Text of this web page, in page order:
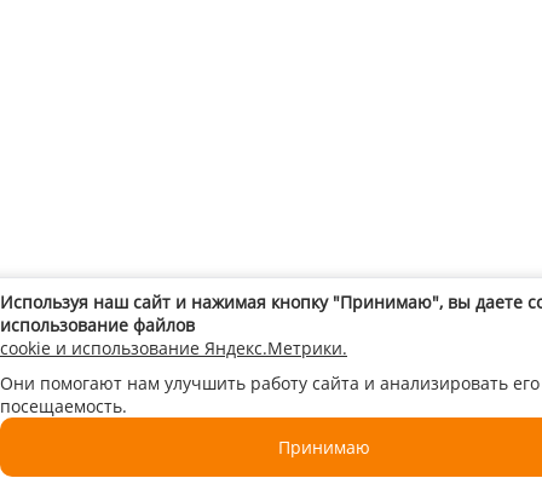
Используя наш сайт и нажимая кнопку "Принимаю", вы даете
использование файлов
cookie и использование Яндекс.Метрики.
Они помогают нам улучшить работу сайта и анализировать его
посещаемость.
Принимаю